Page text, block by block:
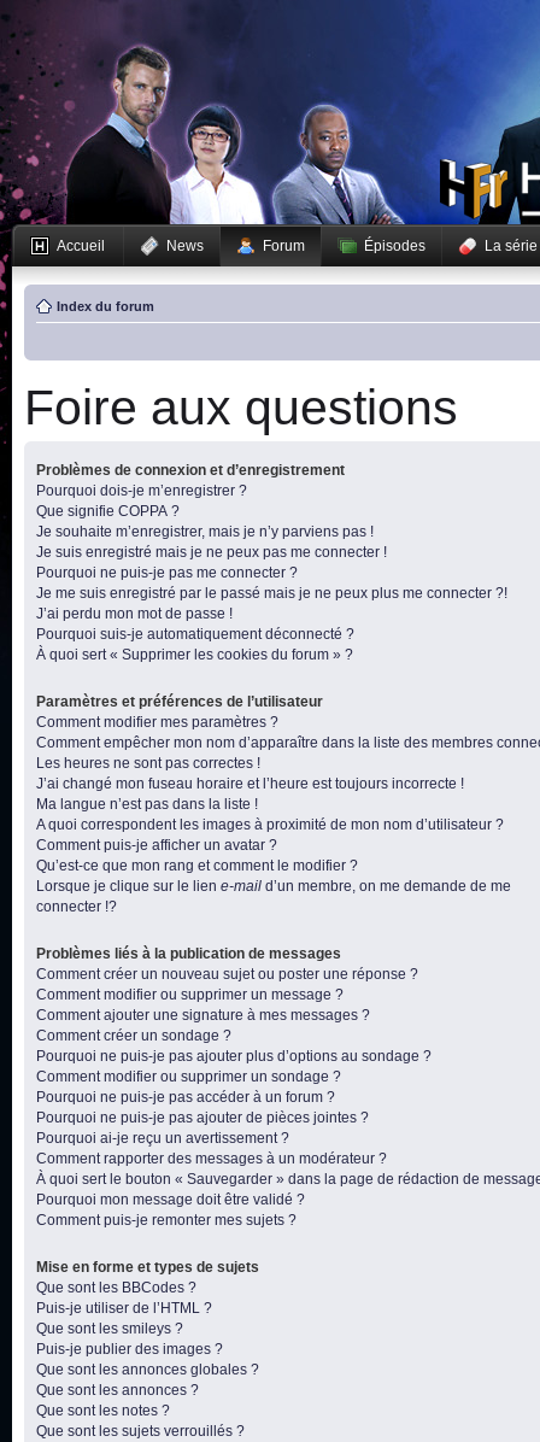
Accueil News Forum Épisodes La série
Index du forum
Foire aux questions
Problèmes de connexion et d’enregistrement
Pourquoi dois-je m’enregistrer ?
Que signifie COPPA ?
Je souhaite m’enregistrer, mais je n’y parviens pas !
Je suis enregistré mais je ne peux pas me connecter !
Pourquoi ne puis-je pas me connecter ?
Je me suis enregistré par le passé mais je ne peux plus me connecter ?!
J’ai perdu mon mot de passe !
Pourquoi suis-je automatiquement déconnecté ?
À quoi sert « Supprimer les cookies du forum » ?
Paramètres et préférences de l’utilisateur
Comment modifier mes paramètres ?
Comment empêcher mon nom d’apparaître dans la liste des membres
Les heures ne sont pas correctes !
J’ai changé mon fuseau horaire et l’heure est toujours incorrecte !
Ma langue n’est pas dans la liste !
A quoi correspondent les images à proximité de mon nom d’utilisateur ?
Comment puis-je afficher un avatar ?
Qu’est-ce que mon rang et comment le modifier ?
Lorsque je clique sur le lien e-mail d’un membre, on me demande de me
connecter !?
Problèmes liés à la publication de messages
Comment créer un nouveau sujet ou poster une réponse ?
Comment modifier ou supprimer un message ?
Comment ajouter une signature à mes messages ?
Comment créer un sondage ?
Pourquoi ne puis-je pas ajouter plus d’options au sondage ?
Comment modifier ou supprimer un sondage ?
Pourquoi ne puis-je pas accéder à un forum ?
Pourquoi ne puis-je pas ajouter de pièces jointes ?
Pourquoi ai-je reçu un avertissement ?
Comment rapporter des messages à un modérateur ?
À quoi sert le bouton « Sauvegarder » dans la page de rédaction de
Pourquoi mon message doit être validé ?
Comment puis-je remonter mes sujets ?
Mise en forme et types de sujets
Que sont les BBCodes ?
Puis-je utiliser de l’HTML ?
Que sont les smileys ?
Puis-je publier des images ?
Que sont les annonces globales ?
Que sont les annonces ?
Que sont les notes ?
Que sont les sujets verrouillés ?